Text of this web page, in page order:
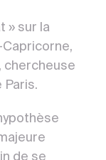
» sur la
chercheuse
Paris.
de se